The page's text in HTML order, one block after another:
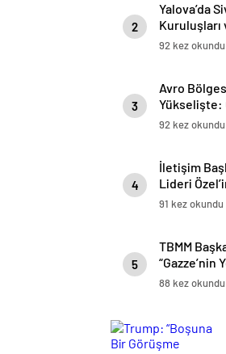
2
Yalova’da
Kuruluşları
Küresel
92 kez okundu
3
Avro
Yükselişte:
88,2’ye Ulaştı
92 kez okundu
4
İletişim
Lideri
Tepki
91 kez okundu
5
TBMM
“Gazze’nin
Filistinli
88 kez okundu